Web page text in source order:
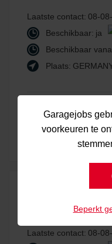
Laatste contact: 08-
Beschikbaar: ja
Beschikbaar
Plaats:
Laatst
08-08-2026
Laatste contact: 08-
Garagejobs
voorkeuren te
Beperkt